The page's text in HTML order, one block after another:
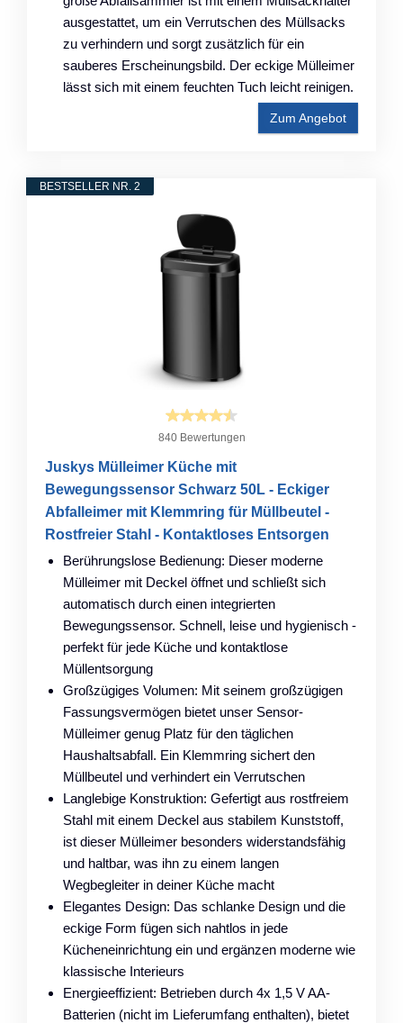
ausgestattet, um ein Verrutschen des Müllsacks
zu verhindern und sorgt zusätzlich für ein
sauberes Erscheinungsbild. Der eckige Mülleimer
lässt sich mit einem feuchten Tuch leicht reinigen.
Zum Angebot
BESTSELLER NR. 2
840 Bewertungen
Juskys Mülleimer Küche mit
Bewegungssensor Schwarz 50L - Eckiger
Abfalleimer mit Klemmring für Müllbeutel -
Rostfreier Stahl - Kontaktloses Entsorgen
Berührungslose Bedienung: Dieser moderne
Mülleimer mit Deckel öffnet und schließt sich
automatisch durch einen integrierten
Bewegungssensor. Schnell, leise und hygienisch -
perfekt für jede Küche und kontaktlose
Müllentsorgung
Großzügiges Volumen: Mit seinem großzügigen
Fassungsvermögen bietet unser Sensor-
Mülleimer genug Platz für den täglichen
Haushaltsabfall. Ein Klemmring sichert den
Müllbeutel und verhindert ein Verrutschen
Langlebige Konstruktion: Gefertigt aus rostfreiem
Stahl mit einem Deckel aus stabilem Kunststoff,
ist dieser Mülleimer besonders widerstandsfähig
und haltbar, was ihn zu einem langen
Wegbegleiter in deiner Küche macht
Elegantes Design: Das schlanke Design und die
eckige Form fügen sich nahtlos in jede
Kücheneinrichtung ein und ergänzen moderne wie
klassische Interieurs
Energieeffizient: Betrieben durch 4x 1,5 V AA-
Batterien (nicht im Lieferumfang enthalten), bietet